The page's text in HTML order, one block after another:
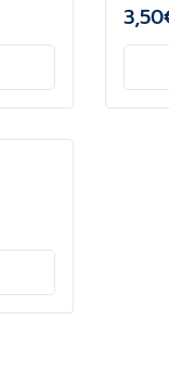
3,50